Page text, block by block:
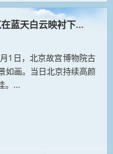
蓝天白云映衬下美景如画
1日，北京故宫博物院古
如画。当日北京持续高颜
。...